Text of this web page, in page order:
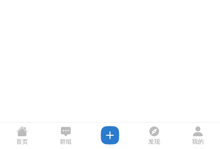
首页 群组 发现 我的